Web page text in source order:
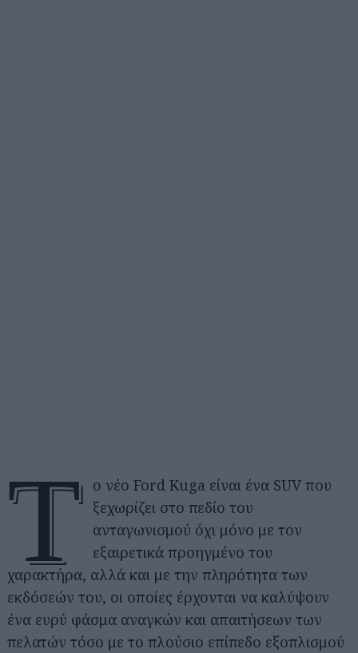
Τ
ο νέο Ford Kuga είναι ένα SUV που
ξεχωρίζει στο πεδίο του
ανταγωνισμού όχι μόνο με τον
εξαιρετικά προηγμένο του
χαρακτήρα, αλλά και με την πληρότητα των
εκδόσεών του, οι οποίες έρχονται να καλύψουν
ένα ευρύ φάσμα αναγκών και απαιτήσεων των
πελατών τόσο με το πλούσιο επίπεδο εξοπλισμού